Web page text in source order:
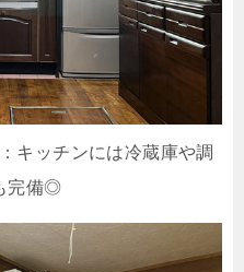
キッチンには冷蔵庫や調
完備◎